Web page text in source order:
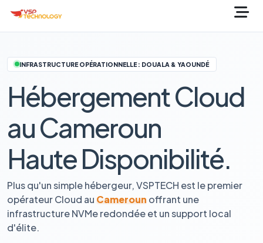
INFRASTRUCTURE OPÉRATIONNELLE : DOUALA & YAOUNDÉ
Hébergement Cloud
au Cameroun
Haute Disponibilité.
Plus qu'un simple hébergeur, VSPTECH est le premier
opérateur Cloud au Cameroun offrant une
infrastructure NVMe redondée et un support local
d'élite.